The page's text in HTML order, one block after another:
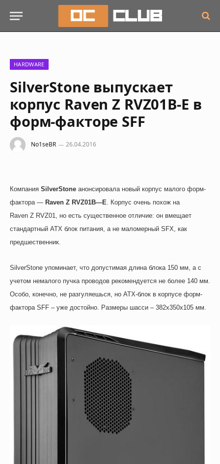
HARDWARE
SilverStone выпускает
корпус Raven Z RVZ01B-E в
форм-факторе SFF
No1seBR 26.04.2016
Компания SilverStone анонсировала новый корпус малого форм-
фактора — Raven Z RVZ01B—E. Корпус очень похож на
Raven Z RVZ01, но есть существенное отличие: он вмещает
стандартный ATX блок питания, а не маломерный SFX, как
предшественник.
SilverStone упоминает, что допустимая длина блока 150 мм, а с
учетом немалого пучка проводов рекомендуется не более 140 мм.
Особо, конечно, не разгуляешься, но ATX-блок в корпусе форм-
фактора SFF – уже достойно. Размеры шасси – 382х350х105 мм.